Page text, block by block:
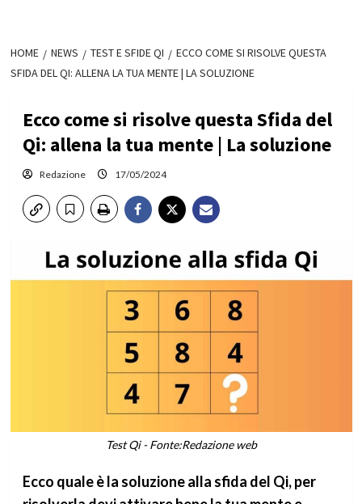
HOME NEWS TEST E SFIDE QI
ECCO COME SI RISOLVE QUESTA
SFIDA DEL QI: ALLENA LA TUA MENTE | LA SOLUZIONE
Ecco come si risolve questa Sfida del
Qi: allena la tua mente | La soluzione
Redazione 17/05/2024
Test Qi - Fonte:Redazione web
Ecco quale è la soluzione alla sfida del Qi, per